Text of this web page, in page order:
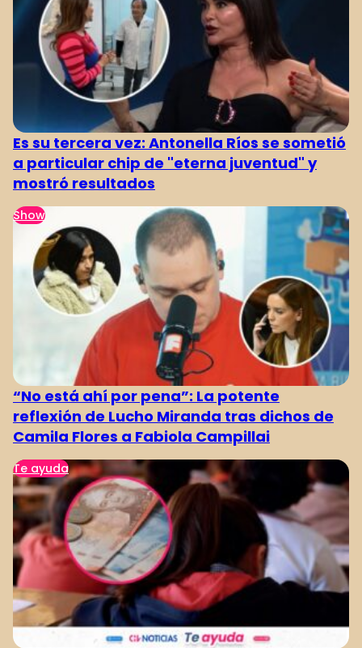
Es su tercera vez: Antonella Ríos se sometió
a particular chip de "eterna juventud" y
mostró resultados
Show
“No está ahí por pena”: La potente
reflexión de Lucho Miranda tras dichos de
Camila Flores a Fabiola Campillai
Te ayuda